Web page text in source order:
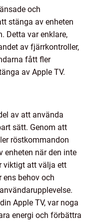
och
stänga av enheten
Detta var enklare,
av fjärrkontroller,
fått fler
av Apple TV.
av att använda
sätt. Genom att
röstkommandon
enheten när den inte
viktigt att välja ett
behov och
Apple TV, var noga
energi och förbättra